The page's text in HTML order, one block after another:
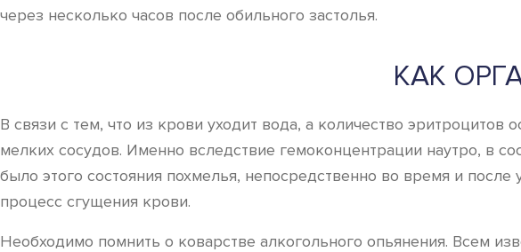
через несколько часов после обильного застолья.
КАК
В связи с тем, что из крови уходит вода, а количество
мелких сосудов. Именно вследствие гемоконцентрации наутро, в
было этого состояния похмелья, непосредственно во время и
процесс сгущения крови.
Необходимо помнить о коварстве алкогольного опьянения. Всем